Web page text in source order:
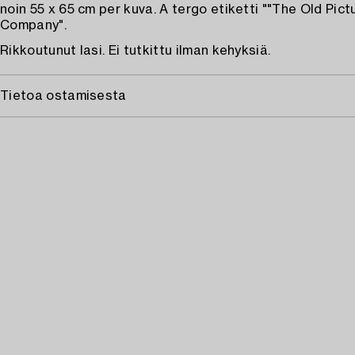
noin 55 x 65 cm per kuva. A tergo etiketti ""The Old
Company".
Rikkoutunut lasi. Ei tutkittu ilman kehyksiä.
Tietoa ostamisesta